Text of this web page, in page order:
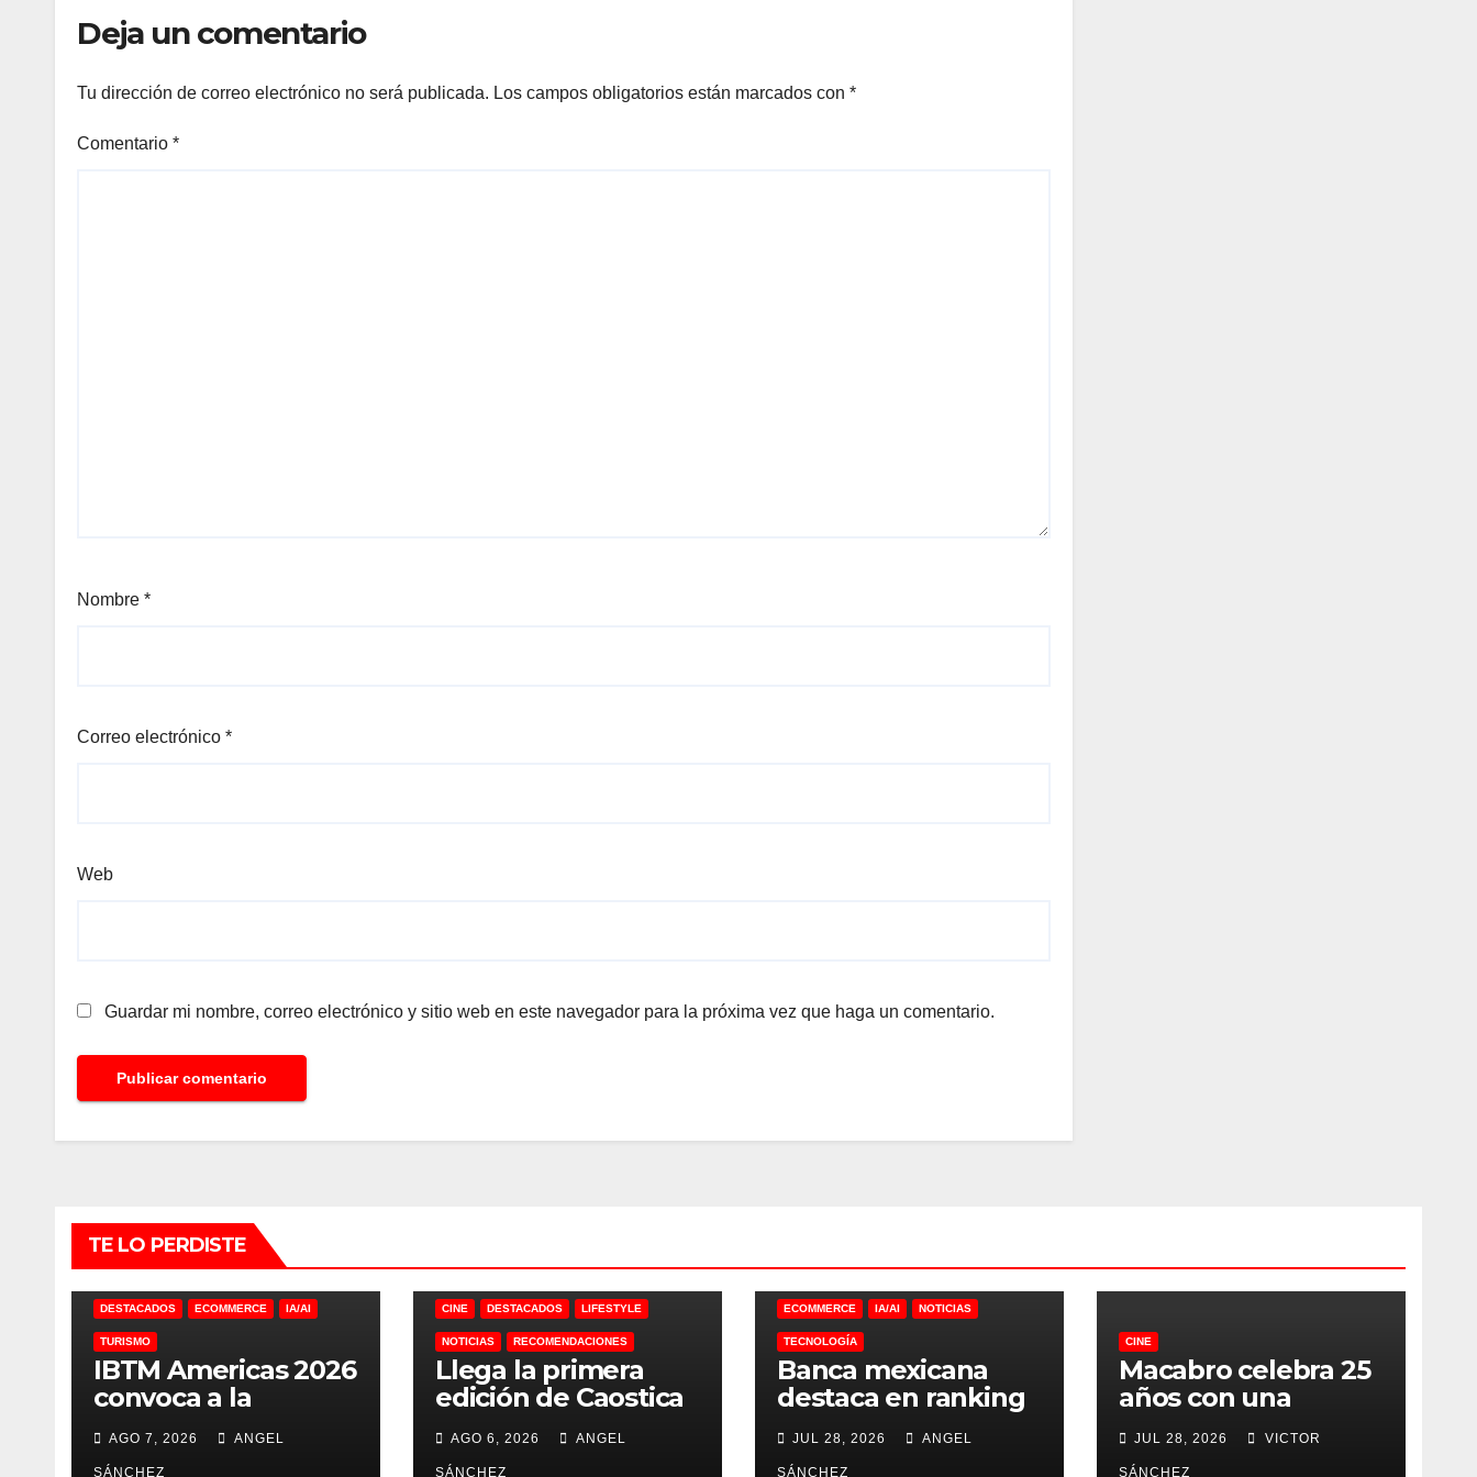
Deja un comentario
Tu dirección de correo electrónico no será publicada. Los campos obligatorios están marcados con *
Comentario *
Nombre *
Correo electrónico *
Web
Guardar mi nombre, correo electrónico y sitio web en este navegador para la próxima vez que haga un comentario.
TE LO PERDISTE
DESTACADOS ECOMMERCE IA/AI
TURISMO
IBTM Americas 2026
convoca a la
industria MICE
AGO 7, 2026 ANGEL
SÁNCHEZ
CINE DESTACADOS LIFESTYLE
NOTICIAS RECOMENDACIONES
Llega la primera
edición de Caostica
MX a México
AGO 6, 2026 ANGEL
SÁNCHEZ
ECOMMERCE IA/AI NOTICIAS
TECNOLOGÍA
Banca mexicana
destaca en ranking
de IA
JUL 28, 2026 ANGEL
SÁNCHEZ
CINE
Macabro celebra 25
años con una
edición histórica:
fechas, sedes,
JUL 28, 2026 VICTOR
SÁNCHEZ